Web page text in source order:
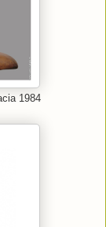
1984